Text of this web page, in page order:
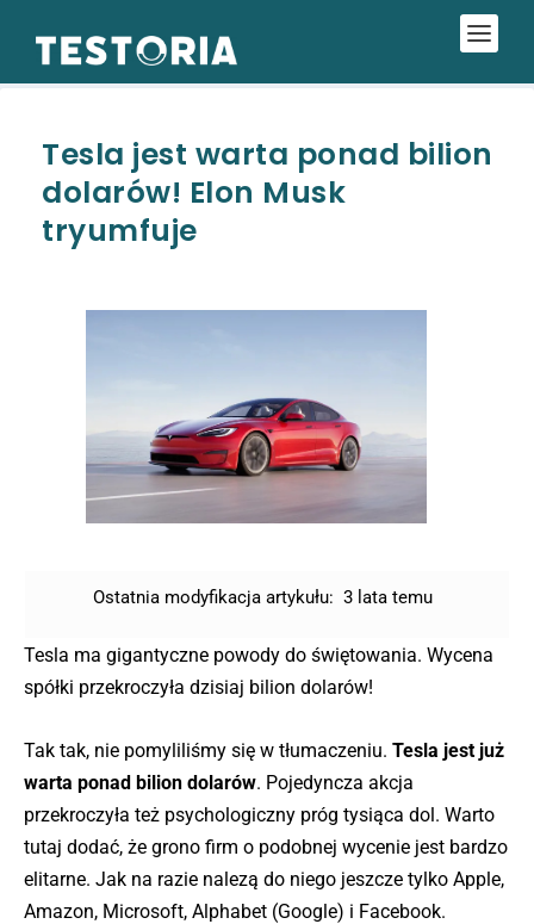
Tesla jest warta ponad bilion
dolarów! Elon Musk
tryumfuje
Ostatnia modyfikacja artykułu: 3 lata temu
Tesla ma gigantyczne powody do świętowania. Wycena
spółki przekroczyła dzisiaj bilion dolarów!
Tak tak, nie pomyliliśmy się w tłumaczeniu. Tesla jest już
warta ponad bilion dolarów. Pojedyncza akcja
przekroczyła też psychologiczny próg tysiąca dol. Warto
tutaj dodać, że grono firm o podobnej wycenie jest bardzo
elitarne. Jak na razie nalezą do niego jeszcze tylko Apple,
Amazon, Microsoft, Alphabet (Google) i Facebook.